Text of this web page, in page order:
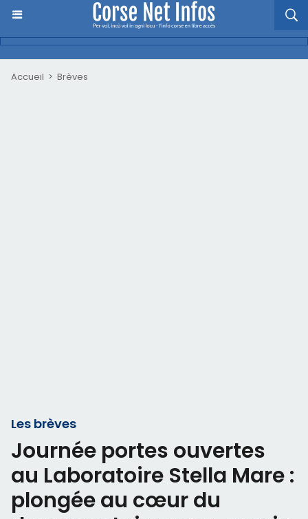
Accueil > Brèves
Les brèves
Journée portes ouvertes
au Laboratoire Stella Mare :
plongée au cœur du